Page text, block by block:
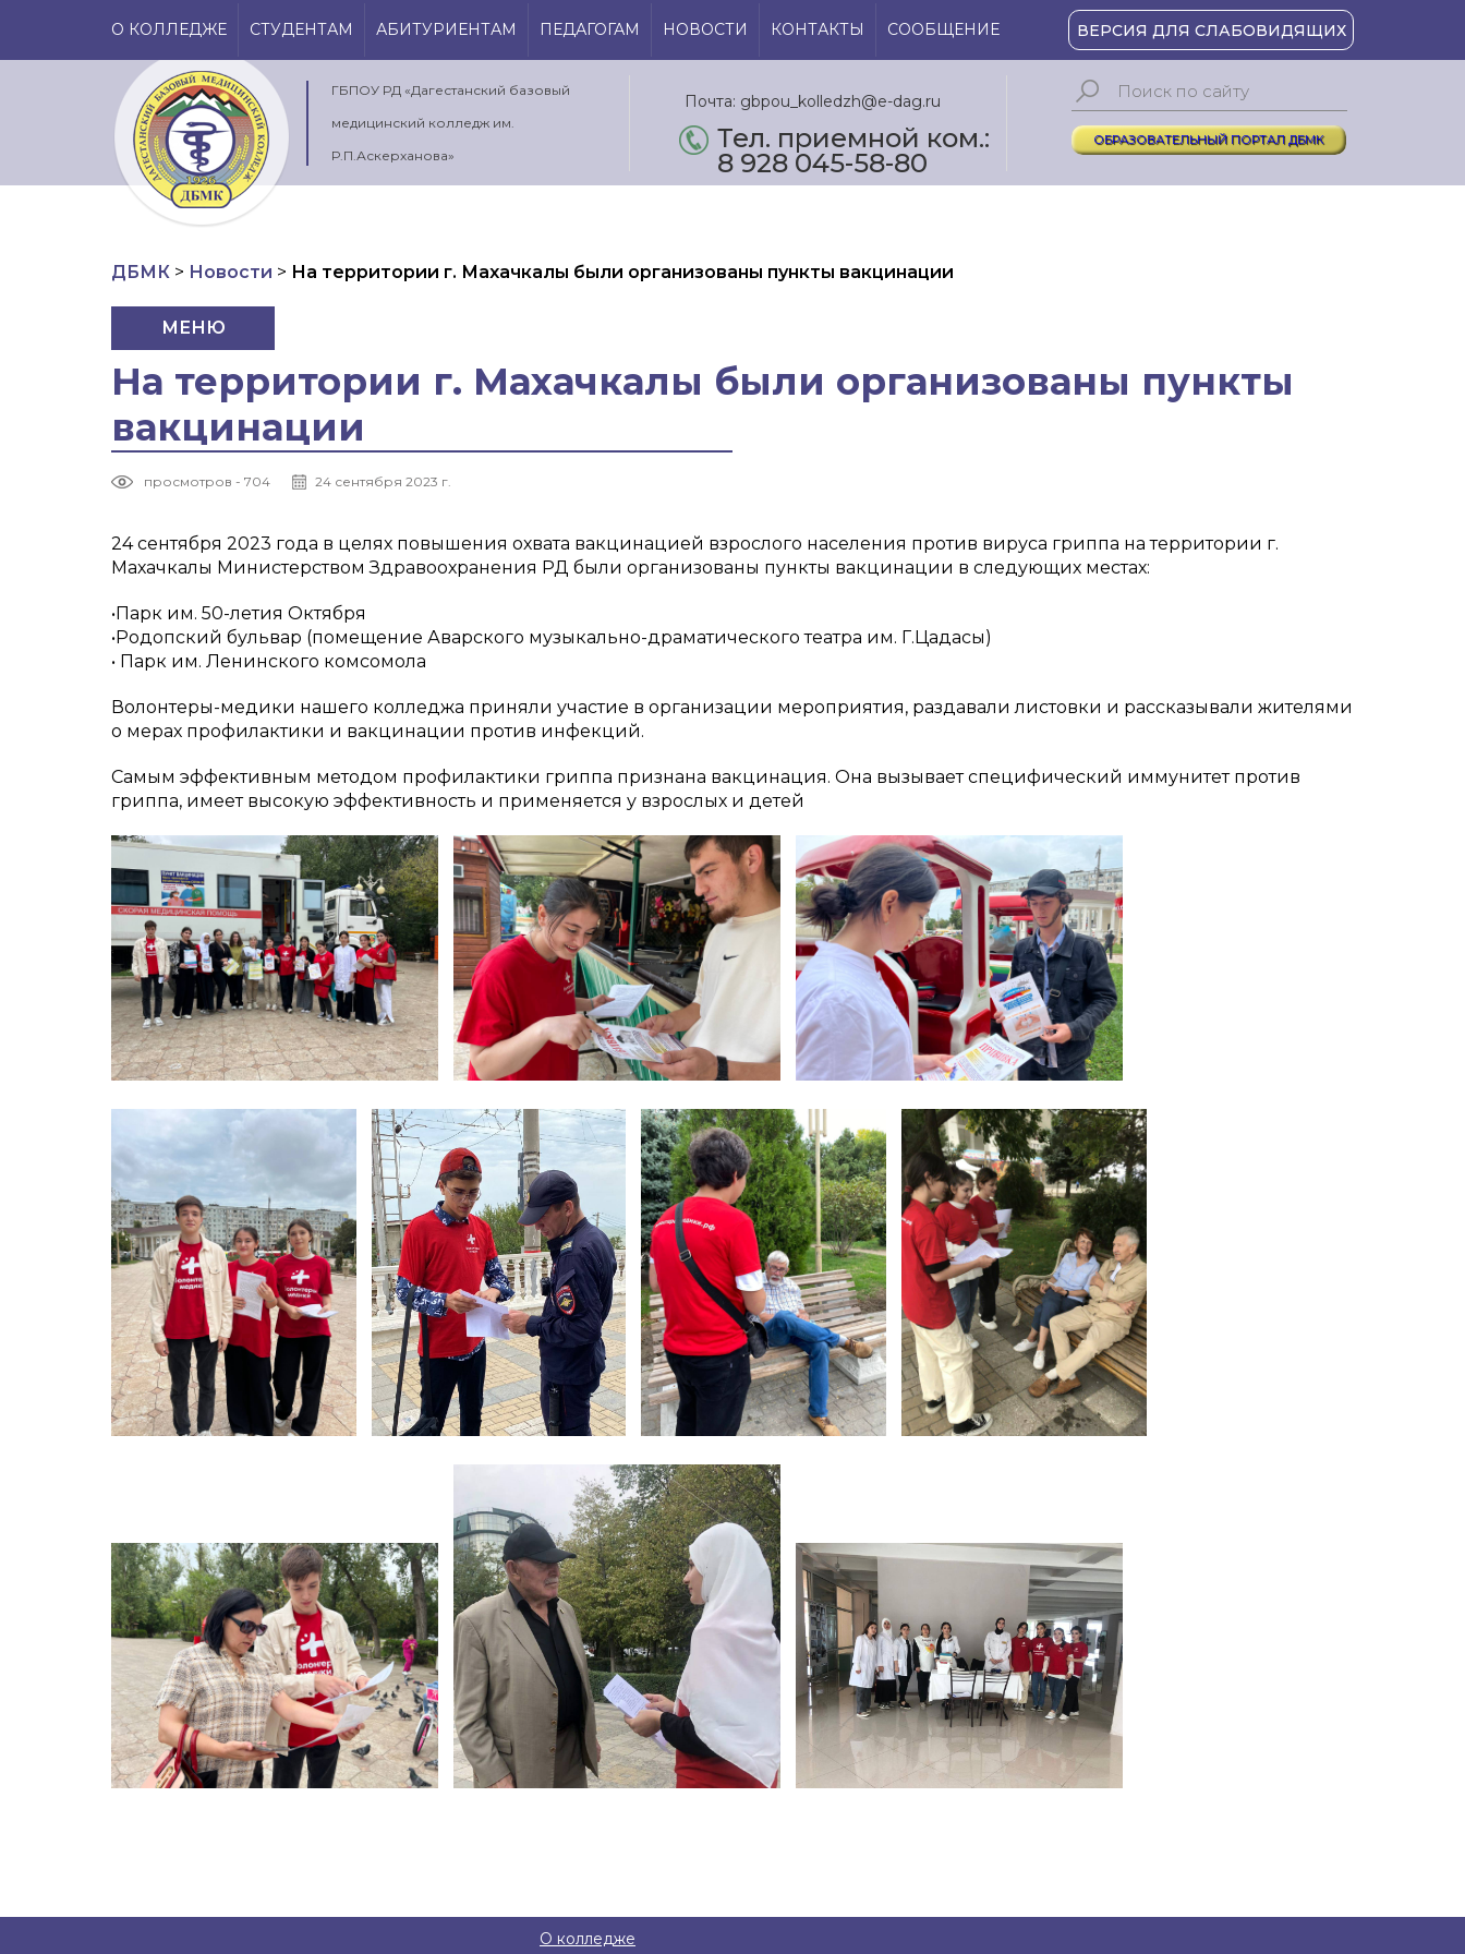
О КОЛЛЕДЖЕ СТУДЕНТАМ АБИТУРИЕНТАМ ПЕДАГОГАМ НОВОСТИ КОНТАКТЫ СООБЩЕНИЕ ВЕРСИЯ ДЛЯ СЛАБОВИДЯЩИХ
ГБПОУ РД «Дагестанский базовый
медицинский колледж им.
Р.П.Аскерханова»
Почта: gbpou_kolledzh@e-dag.ru
Тел. приемной ком.:
8 928 045-58-80
ОБРАЗОВАТЕЛЬНЫЙ ПОРТАЛ ДБМК
ДБМК > Новости > На территории г. Махачкалы были организованы пункты вакцинации
МЕНЮ
На территории г. Махачкалы были организованы пункты
вакцинации
просмотров - 704 24 сентября 2023 г.
24 сентября 2023 года в целях повышения охвата вакцинацией взрослого населения против вируса гриппа на территории г.
Махачкалы Министерством Здравоохранения РД были организованы пункты вакцинации в следующих местах:
•Парк им. 50-летия Октября
•Родопский бульвар (помещение Аварского музыкально-драматического театра им. Г.Цадасы)
• Парк им. Ленинского комсомола
Волонтеры-медики нашего колледжа приняли участие в организации мероприятия, раздавали листовки и рассказывали жителями
о мерах профилактики и вакцинации против инфекций.
Самым эффективным методом профилактики гриппа признана вакцинация. Она вызывает специфический иммунитет против
гриппа, имеет высокую эффективность и применяется у взрослых и детей
О колледже